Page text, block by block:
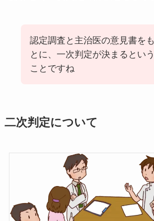
認定調査と主治医の意見書をも
とに、一次判定が決まるという
ことですね
二次判定について